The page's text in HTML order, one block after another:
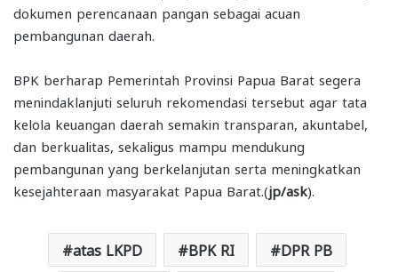
dokumen perencanaan pangan sebagai acuan
pembangunan daerah.
BPK berharap Pemerintah Provinsi Papua Barat segera
menindaklanjuti seluruh rekomendasi tersebut agar tata
kelola keuangan daerah semakin transparan, akuntabel,
dan berkualitas, sekaligus mampu mendukung
pembangunan yang berkelanjutan serta meningkatkan
kesejahteraan masyarakat Papua Barat.(jp/ask).
atas LKPD BPK RI DPR PB